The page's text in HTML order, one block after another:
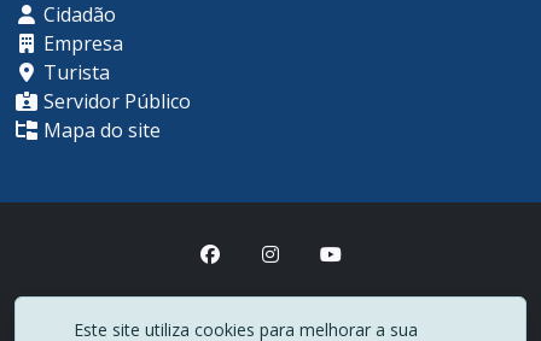
Cidadão
Empresa
Turista
Servidor Público
Mapa do site
(19) 3403-1000
Este site utiliza cookies para melhorar a sua